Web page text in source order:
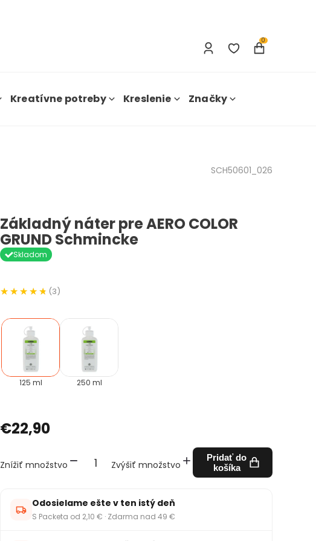
0
Kreatívne potreby Kreslenie Značky
SCH50601_026
Základný náter pre AERO COLOR
GRUND Schmincke
Skladom
(3)
125 ml 250 ml
€22,90
Znížiť množstvo Zvýšiť množstvo
Pridať do
košíka
Odosielame ešte v ten istý deň
S Packeta od 2,10 € · Zdarma nad 49 €